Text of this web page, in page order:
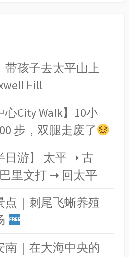
带孩子去太平山上
Hill
心City Walk】10小
步，双腿走废了
日游】 太平 ➝ 古
里文打 ➝ 回太平
点｜刺尾飞蜥养殖
南｜在大海中央的